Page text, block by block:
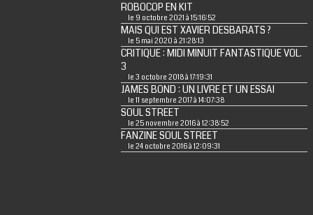
ROBOCOP EN KIT
le 9 octobre 2021 à 15:16:52
MAIS QUI EST XAVIER DESBARATS ?
le 5 mai 2020 à 21:28:13
CRITIQUE : MIDI MINUIT FANTASTIQUE VOL.
3
le 3 octobre 2018 à 17:19:31
JAMES BOND : UN LIVRE ET UN ESSAI
le 11 septembre 2017 à 14:07:38
SOUL STREET
le 25 novembre 2016 à 12:38:52
FANZINE SOUL STREET
le 24 octobre 2016 à 12:09:31